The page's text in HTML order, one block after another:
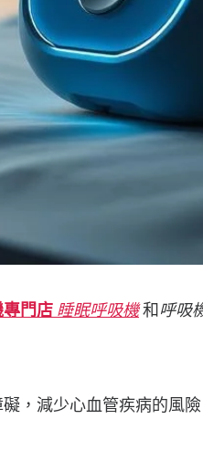
門店 睡眠呼吸機和 呼吸
，減少心血管疾病的風險